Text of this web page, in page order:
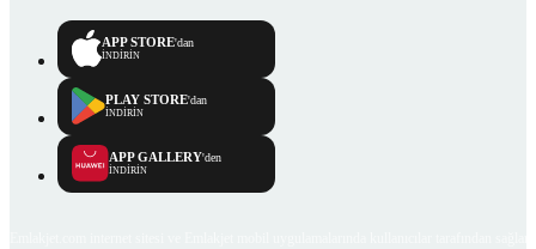
APP STORE'dan
İNDİRİN
PLAY STORE'dan
İNDİRİN
APP GALLERY'den
İNDİRİN